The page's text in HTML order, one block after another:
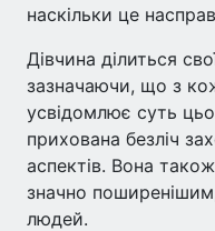
наскільки це
Дівчина ділиться
зазначаючи, що з
усвідомлює суть
прихована безліч
аспектів. Вона
значно
людей.